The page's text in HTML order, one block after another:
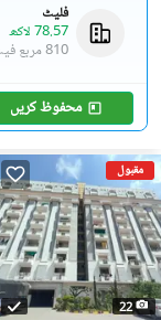
فلیٹ
78.57 لاکھ
810 مربع فیٹ
محفوظ کریں
مقبول
22